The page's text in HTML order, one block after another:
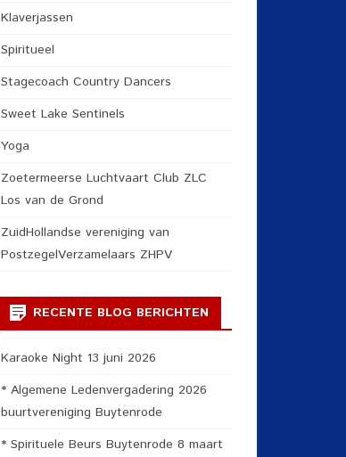
Klaverjassen
Spiritueel
Stagecoach Country Dancers
Sweet Lake Sentinels
Yoga
Zoetermeerse Luchtvaart Club ZLC
Los van de Grond
ZuidHollandse vereniging van
PostzegelVerzamelaars ZHPV
RECENTE BLOG BERICHTEN
Karaoke Night 13 juni 2026
* Algemene Ledenvergadering 2026
buurtvereniging Buytenrode
* Spirituele Beurs Buytenrode 8 maart